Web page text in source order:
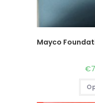
Mayco
€